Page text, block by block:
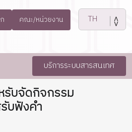
คณะ/หน่วยงาน
บริการระบบสารสนเทศ
รับจัดกิจกรรม
บฟังคำ